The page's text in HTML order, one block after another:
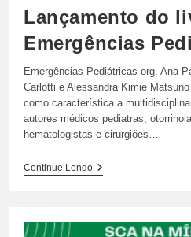
Lançamento do
Emergências
Emergências Pediátricas org. Ana
Carlotti e Alessandra Kimie
como característica a
autores médicos pediatras,
hematologistas e cirurgiões…
Continue LendoLançamento